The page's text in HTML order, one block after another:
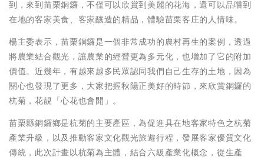
到，來到苗栗銅鑼，不僅可以欣賞到美麗的花海，還可以品嚐到
在地的客家美食、客家釀造的精品，體驗苗栗客庄的人情味。
楊主委表示，苗栗銅鑼是一個非常成功的農村再生的案例，透過
將農業結合觀光，讓農業的經營更為多元化，也增加了它的附加
價值。近幾年，有越來越多民眾認同我們自己生存的土地，因為
關心也發現了更多，大家把握秋陽正美好的時節，來欣賞銅鑼的
杭菊，花靚「心花也會開」。
苗栗縣銅鑼鄉是杭菊的主要產區，為促進具在地客家特色之杭菊
產業升級，以及推動客家文化觀光旅遊行程，發展客家優質文化
傳統，此次計畫以杭菊為主體，結合六級產業化概念，從生產